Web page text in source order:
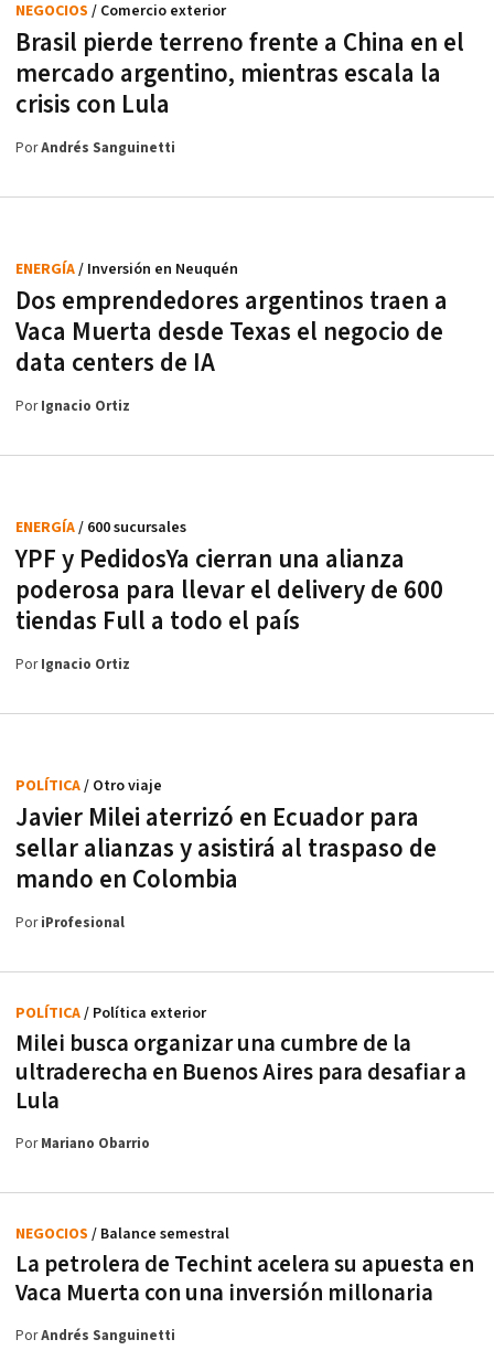
Brasil pierde terreno frente a China en el
mercado argentino, mientras escala la
crisis con Lula
NEGOCIOS / Comercio exterior
PorAndrés Sanguinetti
Dos emprendedores argentinos traen a
Vaca Muerta desde Texas el negocio de
data centers de IA
ENERGÍA/ Inversión en Neuquén
PorIgnacio Ortiz
YPF y PedidosYa cierran una alianza
poderosa para llevar el delivery de 600
tiendas Full a todo el país
ENERGÍA/ 600 sucursales
PorIgnacio Ortiz
Javier Milei aterrizó en Ecuador para
sellar alianzas y asistirá al traspaso de
mando en Colombia
POLÍTICA/ Otro viaje
PoriProfesional
Milei busca organizar una cumbre de la
ultraderecha en Buenos Aires para desafiar a
Lula
POLÍTICA/ Política exterior
PorMariano Obarrio
La petrolera de Techint acelera su apuesta en
Vaca Muerta con una inversión millonaria
NEGOCIOS / Balance semestral
PorAndrés Sanguinetti